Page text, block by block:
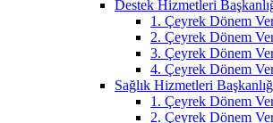
Destek Hizmetleri
1. Çeyrek Dönem
2. Çeyrek Dönem
3. Çeyrek Dönem
4. Çeyrek Dönem
Sağlık Hizmetleri
1. Çeyrek Dönem
2. Çeyrek Dönem